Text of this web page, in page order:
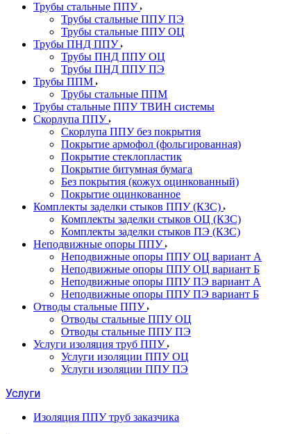
Трубы стальные ППУ
Трубы стальные ППУ ПЭ
Трубы стальные ППУ ОЦ
Трубы ПНД ППУ
Трубы ПНД ППУ ОЦ
Трубы ПНД ППУ ПЭ
Трубы ППМ
Трубы стальные ППМ
Трубы стальные ППУ ТВИН системы
Скорлупа ППУ
Скорлупа ППУ без покрытия
Покрытие армофол (фольгированная)
Покрытие стеклопластик
Покрытие битумная бумага
Без покрытия (кожух оцинкованный)
Покрытие оцинкованное
Комплекты заделки стыков ППУ (КЗС)
Комплекты заделки стыков ОЦ (КЗС)
Комплекты заделки стыков ПЭ (КЗС)
Неподвижные опоры ППУ
Неподвижные опоры ППУ ОЦ вариант А
Неподвижные опоры ППУ ОЦ вариант Б
Неподвижные опоры ППУ ПЭ вариант А
Неподвижные опоры ППУ ПЭ вариант Б
Отводы стальные ППУ
Отводы стальные ППУ ОЦ
Отводы стальные ППУ ПЭ
Услуги изоляция труб ППУ
Услуги изоляции ППУ ОЦ
Услуги изоляции ППУ ПЭ
Услуги
Изоляция ППУ труб заказчика